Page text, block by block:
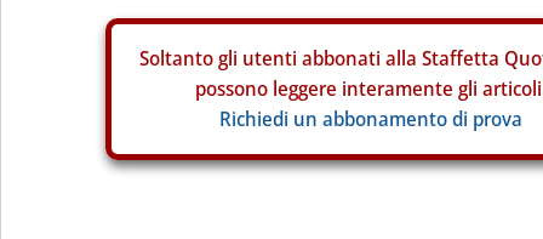
Soltanto gli utenti abbonati alla Staffetta
possono leggere interamente gli
Richiedi un abbonamento di prova